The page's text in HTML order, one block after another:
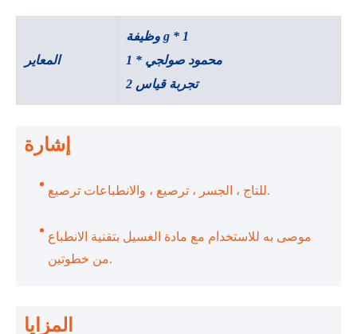
المعاير
وظيفة g * 1
محمود صولجي * 1
2 تجربة قياس
إشارة
للتاج ، الجسر ، ترصيع ، والانطباعات ترصيع.
موصى به للاستخدام مع مادة الغسيل بتقنية الانطباع
من خطوتين.
المزايا